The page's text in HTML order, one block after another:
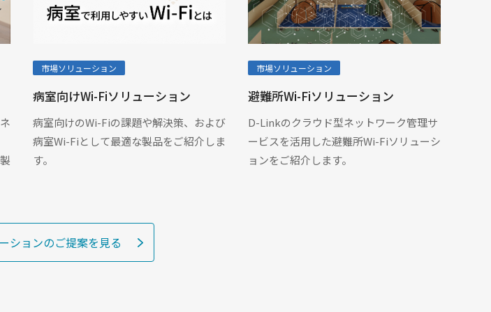
市場ソリューション
病室向けWi-Fiソリューション
病室向けのWi-Fiの課題や解決策、および
病室Wi-Fiとして最適な製品をご紹介しま
す。
市場ソリューション
避難所Wi-Fiソリューション
D-Linkのクラウド型ネットワーク管理サ
ービスを活用した避難所Wi-Fiソリューシ
ョンをご紹介します。
ションのご提案を見る